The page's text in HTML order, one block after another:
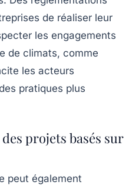
de réaliser leur
les engagements
de climats, comme
les acteurs
pratiques plus
projets basés sur
peut également